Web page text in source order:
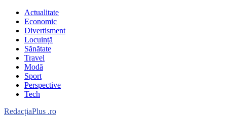
Skip
content
Actualitate
Economic
Divertisment
Locuință
Sănătate
Travel
Modă
Sport
Perspective
Tech
RedacțiaPlus .ro